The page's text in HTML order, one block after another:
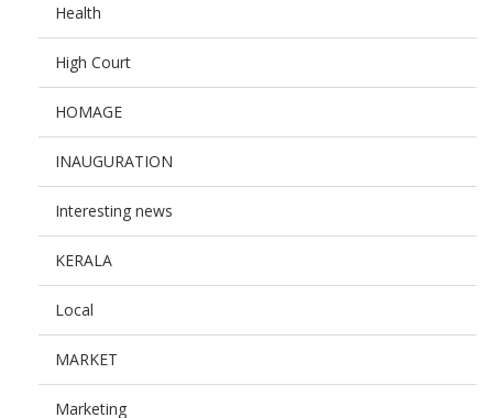
Health
High Court
HOMAGE
INAUGURATION
Interesting news
KERALA
Local
MARKET
Marketing